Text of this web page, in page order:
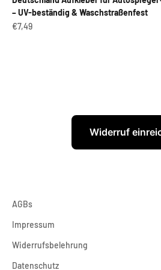
– UV-beständig & Waschstraßenfest
Angebot
€7,49
Widerruf
AGBs
Impressum
Widerrufsbelehrung
Datenschutz